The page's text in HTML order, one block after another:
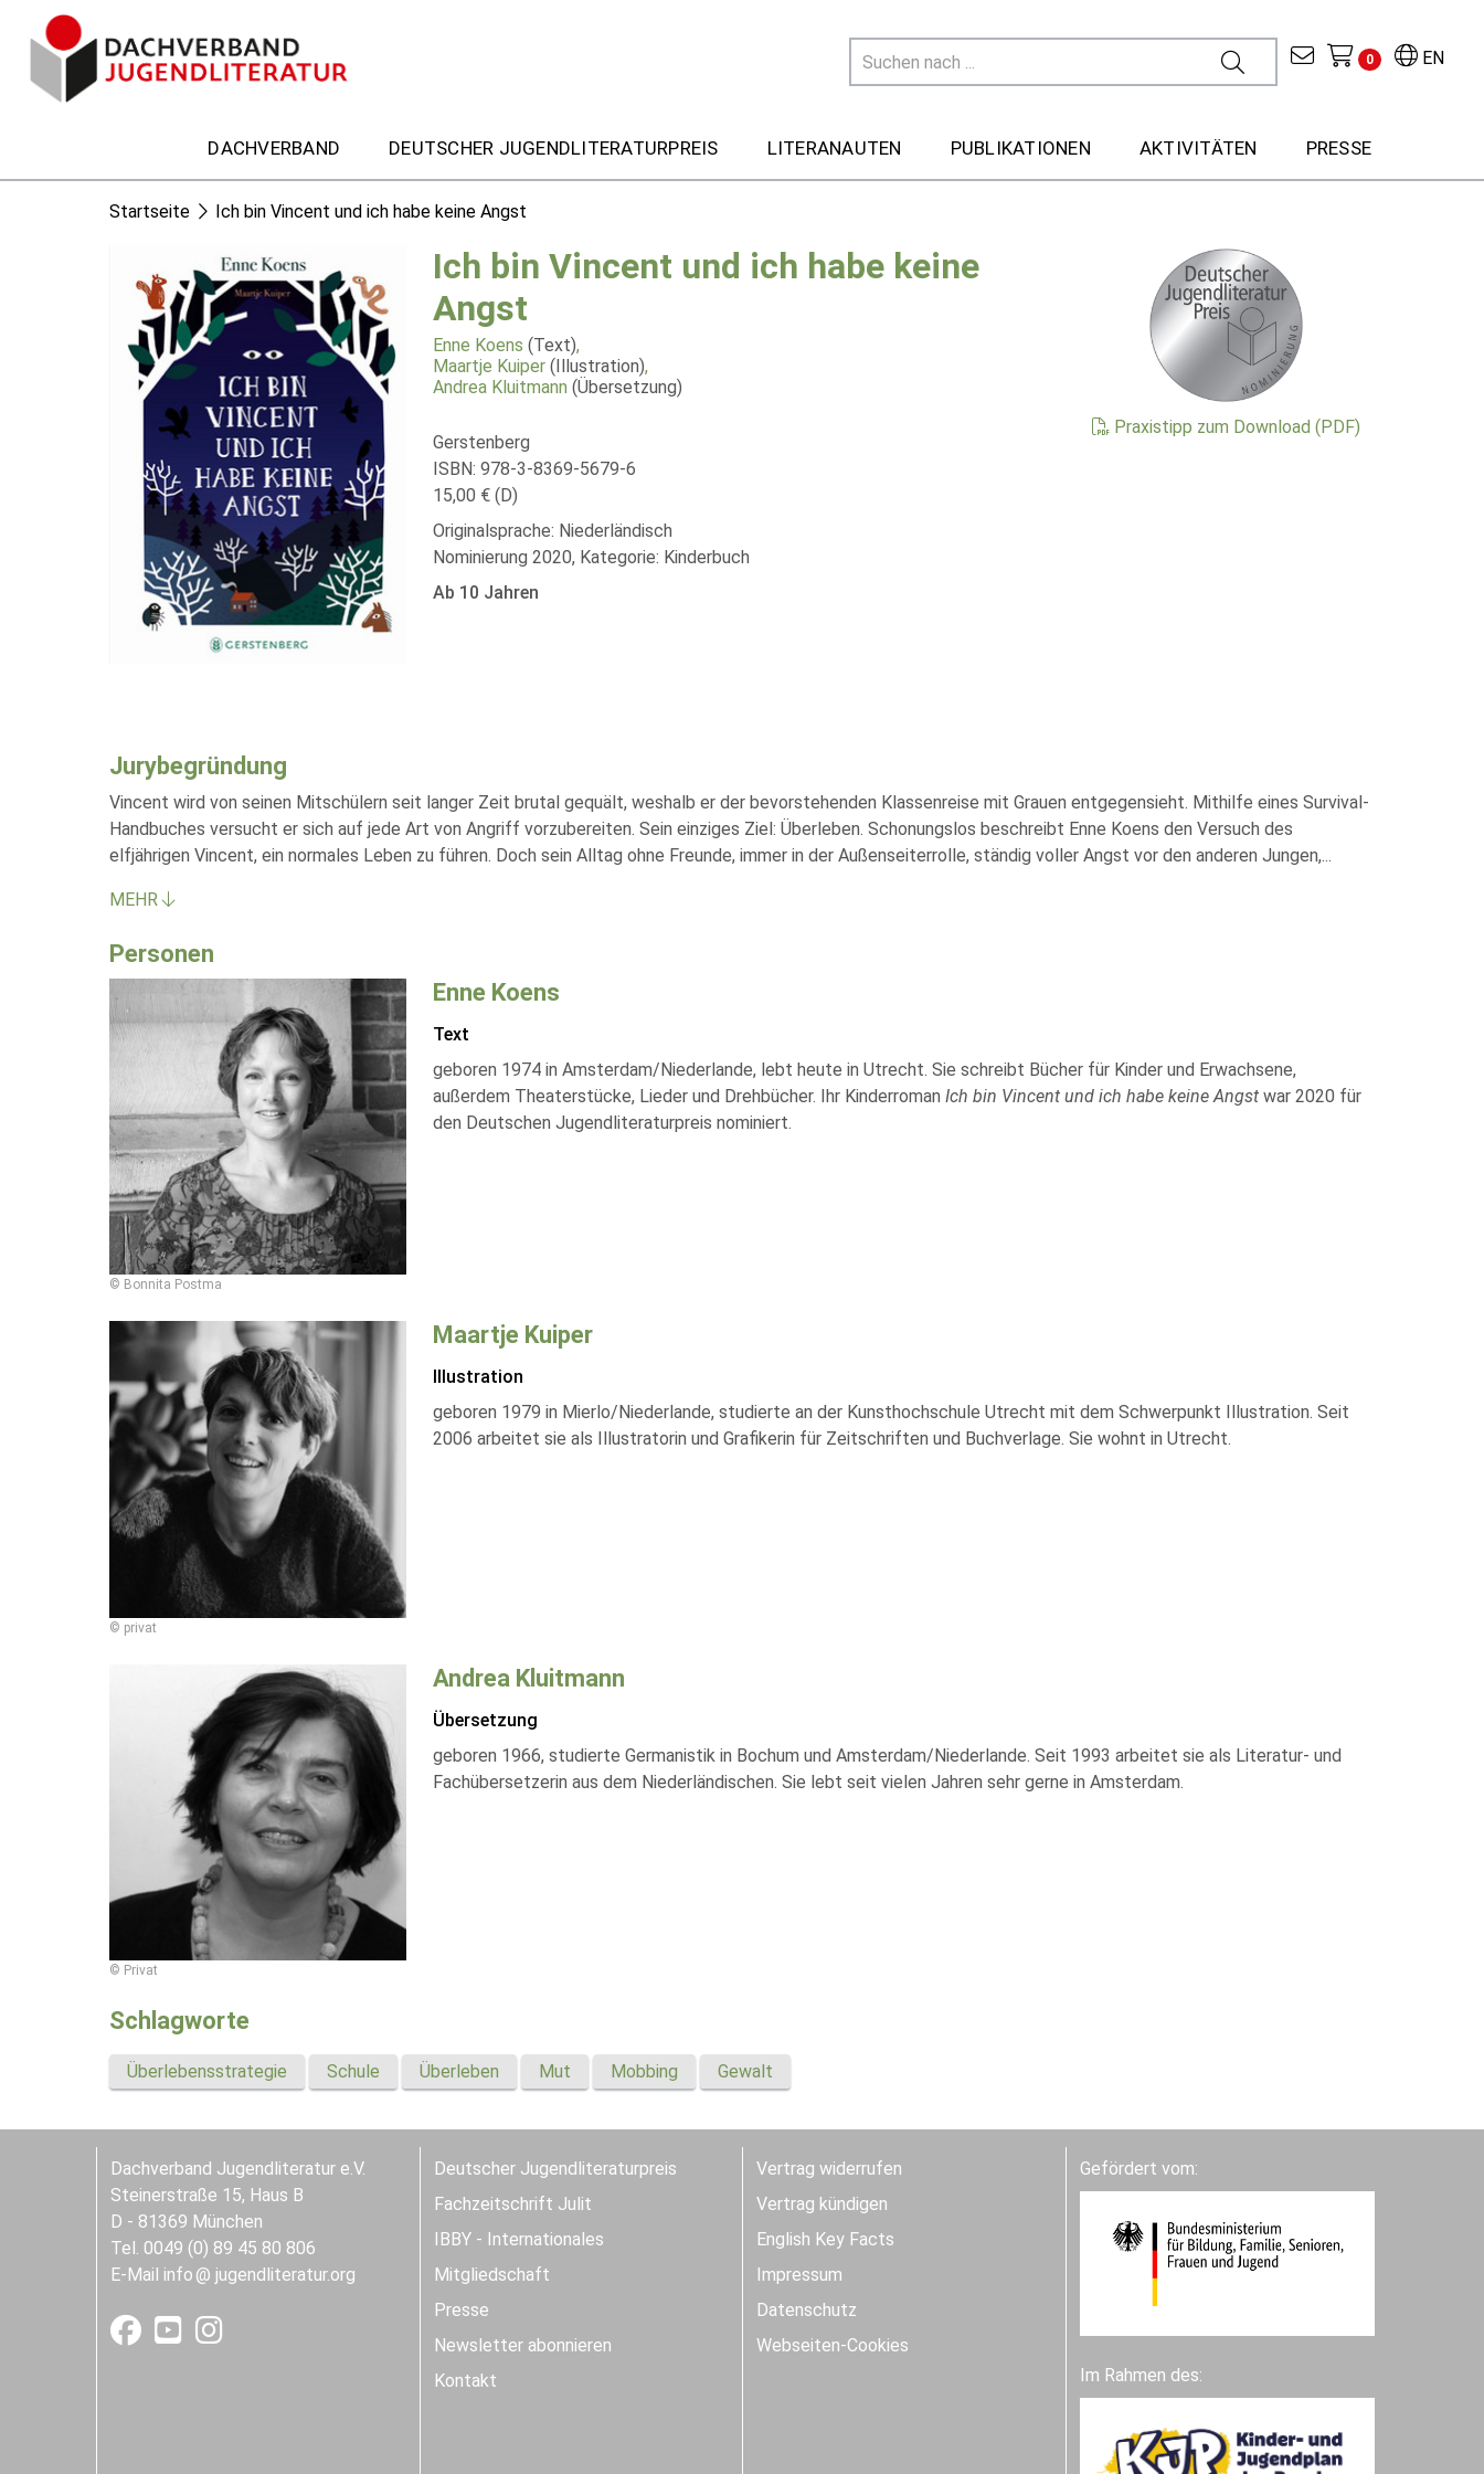
EN
0
DACHVERBAND DEUTSCHER JUGENDLITERATURPREIS LITERANAUTEN PUBLIKATIONEN AKTIVITÄTEN PRESSE
Startseite Ich bin Vincent und ich habe keine Angst
Ich bin Vincent und ich habe keine
Angst
Enne Koens (Text),
Maartje Kuiper (Illustration),
Andrea Kluitmann (Übersetzung)
Gerstenberg
ISBN: 978-3-8369-5679-6
15,00 € (D)
Originalsprache: Niederländisch
Nominierung 2020, Kategorie: Kinderbuch
Ab 10 Jahren
Praxistipp zum Download (PDF)
Jurybegründung
Vincent wird von seinen Mitschülern seit langer Zeit brutal gequält, weshalb er der bevorstehenden Klassenreise mit Grauen entgegensieht. Mithilfe eines Survival-
Handbuches versucht er sich auf jede Art von Angriff vorzubereiten. Sein einziges Ziel: Überleben. Schonungslos beschreibt Enne Koens den Versuch des
elfjährigen Vincent, ein normales Leben zu führen. Doch sein Alltag ohne Freunde, immer in der Außenseiterrolle, ständig voller Angst vor den anderen Jungen,...
MEHR
Personen
© Bonnita Postma
Enne Koens
Text
geboren 1974 in Amsterdam/Niederlande, lebt heute in Utrecht. Sie schreibt Bücher für Kinder und Erwachsene,
außerdem Theaterstücke, Lieder und Drehbücher. Ihr Kinderroman Ich bin Vincent und ich habe keine Angstwar 2020 für
den Deutschen Jugendliteraturpreis nominiert.
© privat
Maartje Kuiper
Illustration
geboren 1979 in Mierlo/Niederlande, studierte an der Kunsthochschule Utrecht mit dem Schwerpunkt Illustration. Seit
2006 arbeitet sie als Illustratorin und Grafikerin für Zeitschriften und Buchverlage. Sie wohnt in Utrecht.
© Privat
Andrea Kluitmann
Übersetzung
geboren 1966, studierte Germanistik in Bochum und Amsterdam/Niederlande. Seit 1993 arbeitet sie als Literatur- und
Fachübersetzerin aus dem Niederländischen. Sie lebt seit vielen Jahren sehr gerne in Amsterdam.
Schlagworte
Überlebensstrategie Schule Überleben Mut Mobbing Gewalt
Dachverband Jugendliteratur e.V.
Steinerstraße 15, Haus B
D - 81369 München
Tel. 0049 (0) 89 45 80 806
E-Mail info jugendliteratur.org
Deutscher Jugendliteraturpreis
Fachzeitschrift Julit
IBBY - Internationales
Mitgliedschaft
Presse
Newsletter abonnieren
Kontakt
Vertrag widerrufen
Vertrag kündigen
English Key Facts
Impressum
Datenschutz
Webseiten-Cookies
Gefördert vom:
Im Rahmen des: